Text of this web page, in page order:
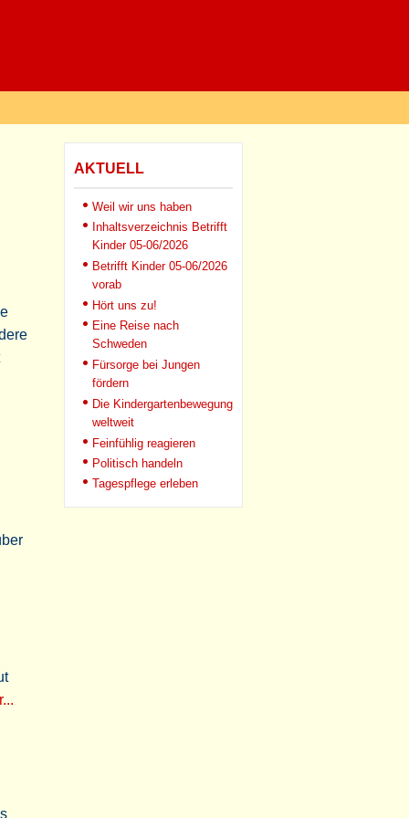
AKTUELL
Weil wir uns haben
Inhaltsverzeichnis Betrifft
Kinder 05-06/2026
Betrifft Kinder 05-06/2026
vorab
Hört uns zu!
Eine Reise nach
Schweden
Fürsorge bei Jungen
fördern
Die Kindergartenbewegung
weltweit
Feinfühlig reagieren
Politisch handeln
Tagespflege erleben